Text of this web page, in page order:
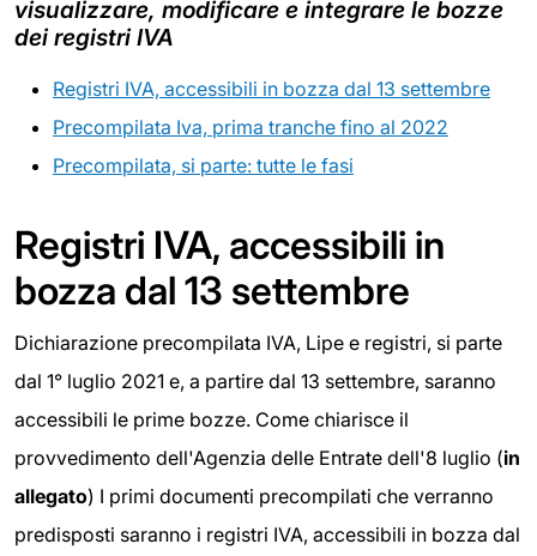
visualizzare, modificare e integrare le bozze
dei registri IVA
Registri IVA, accessibili in bozza dal 13 settembre
Precompilata Iva, prima tranche fino al 2022
Precompilata, si parte: tutte le fasi
Registri IVA, accessibili in
bozza dal 13 settembre
Dichiarazione precompilata IVA, Lipe e registri, si parte
dal 1° luglio 2021 e, a partire dal 13 settembre, saranno
accessibili le prime bozze. Come chiarisce il
provvedimento dell'Agenzia delle Entrate dell'8 luglio (in
allegato) I primi documenti precompilati che verranno
predisposti saranno i registri IVA, accessibili in bozza dal